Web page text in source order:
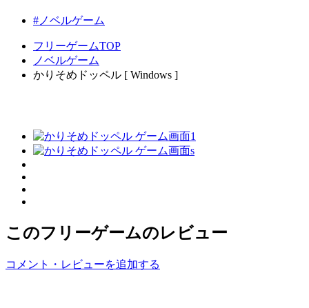
#ノベルゲーム
フリーゲームTOP
ノベルゲーム
かりそめドッペル [ Windows ]
このフリーゲームのレビュー
コメント・レビューを追加する